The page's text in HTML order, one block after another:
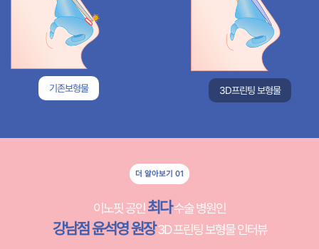
기존보형물 3D프린팅 보형물
더 알아보기 01
이노핏 공인최다수술 병원인
강남점 윤석영 원장3D 프린팅 보형물 인터뷰